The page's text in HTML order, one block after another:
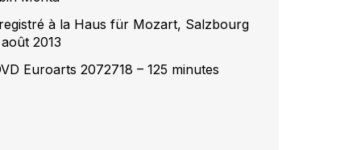
à la Haus für Mozart, Salzbourg
2013
Euroarts 2072718 – 125 minutes